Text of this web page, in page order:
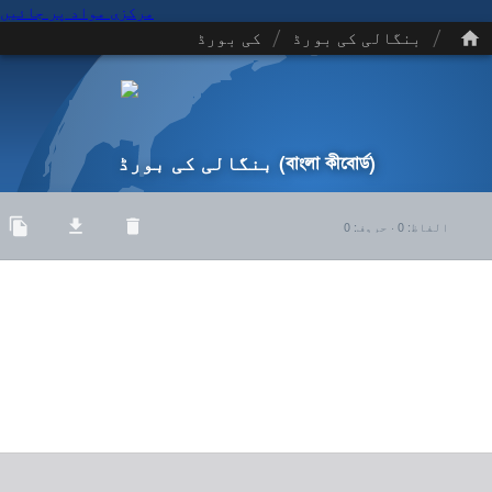
مرکزی مواد پر جائیں
/ بنگالی کی بورڈ / کی بورڈ
بنگالی کی بورڈ (বাংলা কীবোর্ড)
الفاظ:
0
· حروف :
0